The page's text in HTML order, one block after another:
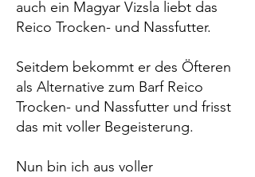
auch ein Magyar Vizsla liebt das
Reico Trocken- und Nassfutter.
Seitdem bekommt er des Öfteren
als Alternative zum Barf Reico
Trocken- und Nassfutter und frisst
das mit voller Begeisterung.
Nun bin ich aus voller